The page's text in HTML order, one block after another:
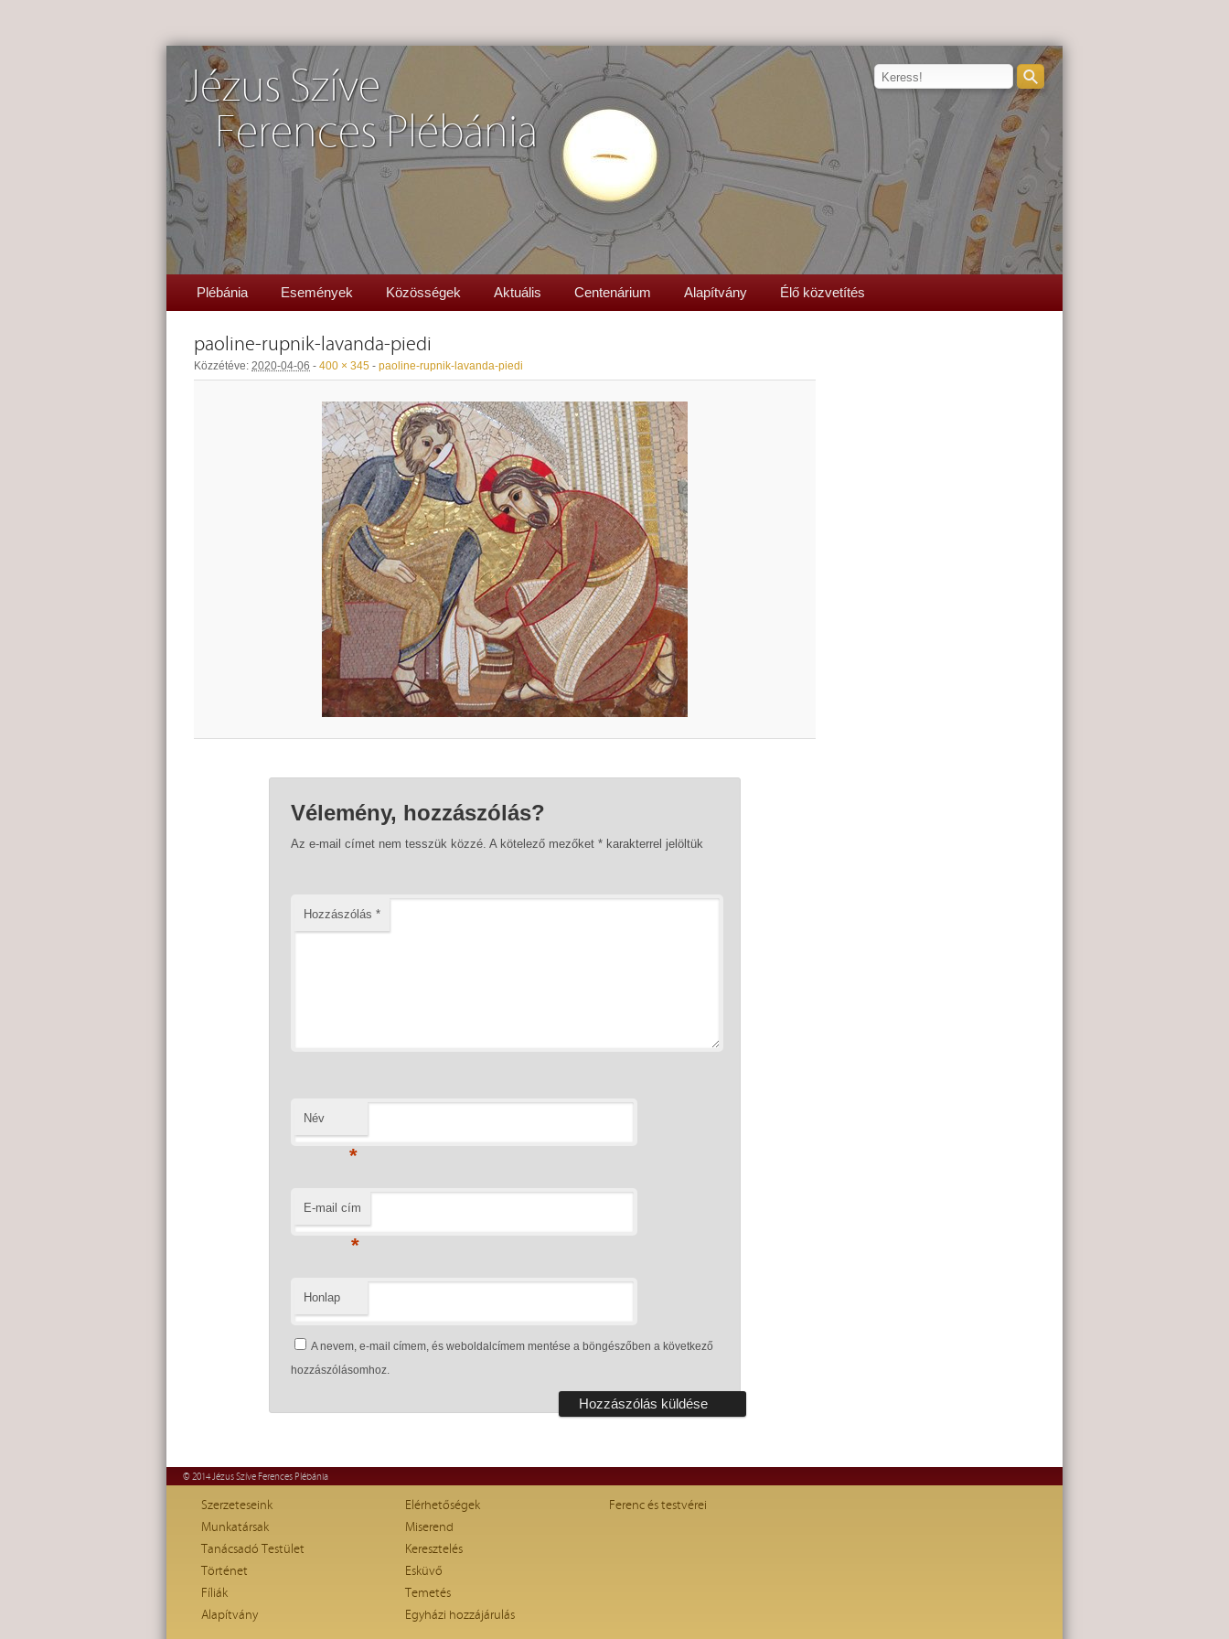
Jézus Szíve
Ferences Plébánia
Plébánia Események Közösségek Aktuális Centenárium Alapítvány Élő közvetítés
paoline-rupnik-lavanda-piedi
Közzétéve: 2020-04-06 - 400 × 345 - paoline-rupnik-lavanda-piedi
Vélemény, hozzászólás?
Az e-mail címet nem tesszük közzé. A kötelező mezőket *karakterrel jelöltük
Hozzászólás *
Név
*
E-mail cím
*
Honlap
A nevem, e-mail címem, és weboldalcímem mentése a böngészőben a következő
hozzászólásomhoz.
© 2014 Jézus Szíve Ferences Plébánia
Szerzeteseink
Munkatársak
Tanácsadó Testület
Történet
Fíliák
Alapítvány
Elérhetőségek
Miserend
Keresztelés
Esküvő
Temetés
Egyházi hozzájárulás
Ferenc és testvérei